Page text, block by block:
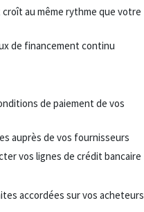
au même rythme que votre
de financement continu
de paiement de vos
auprès de vos fournisseurs
vos lignes de crédit bancaire
accordées sur vos acheteurs